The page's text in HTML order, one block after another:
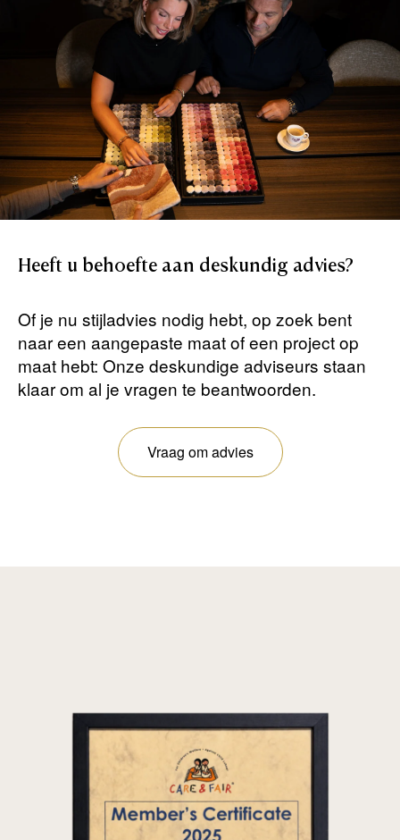
Heeft u behoefte aan deskundig advies?
Of je nu stijladvies nodig hebt, op zoek bent
naar een aangepaste maat of een project op
maat hebt: Onze deskundige adviseurs staan ​​
klaar om al je vragen te beantwoorden.
Vraag om advies